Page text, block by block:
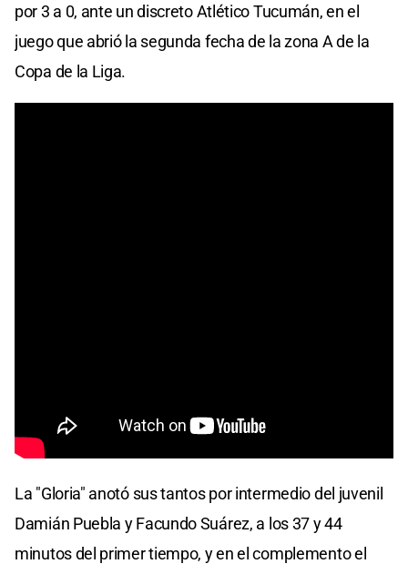
por 3 a 0, ante un discreto Atlético Tucumán, en el
juego que abrió la segunda fecha de la zona A de la
Copa de la Liga.
La "Gloria" anotó sus tantos por intermedio del juvenil
Damián Puebla y Facundo Suárez, a los 37 y 44
minutos del primer tiempo, y en el complemento el